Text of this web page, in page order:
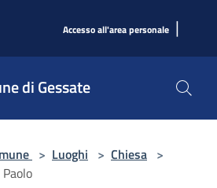
Accesso all'area personale |
di Gessate
> Luoghi > Chiesa >